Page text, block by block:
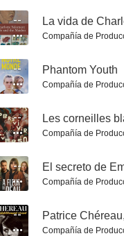
8.0
-- La vida de
Compañía de
-- Phantom Youth
Compañía de
-- Les corneilles
Compañía de
-- El secreto de
Compañía de
-- Patrice
Compañía de